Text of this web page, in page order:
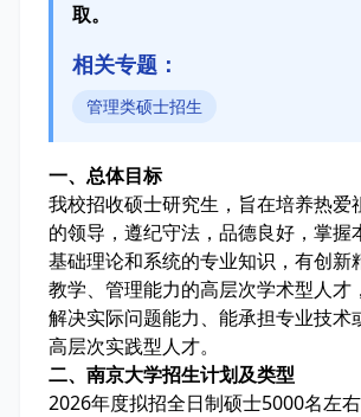
取。
相关专题：
管理类硕士招生
一、总体目标
我校招收硕士研究生，旨在培养热爱
的领导，遵纪守法，品德良好，掌握
基础理论和系统的专业知识，有创新
教学、管理能力的高层次学术型人才
解决实际问题能力、能承担专业技术
高层次实践型人才。
二、南京大学招生计划及类型
2026年度拟招全日制硕士5000名左